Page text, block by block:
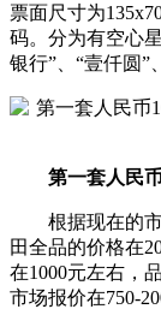
票面尺寸为
码。分为有空心
银行”、“壹仟圆”
第一套人民
根据现在的市
田全品的价格在
在1000元左右，
市场报价在750-